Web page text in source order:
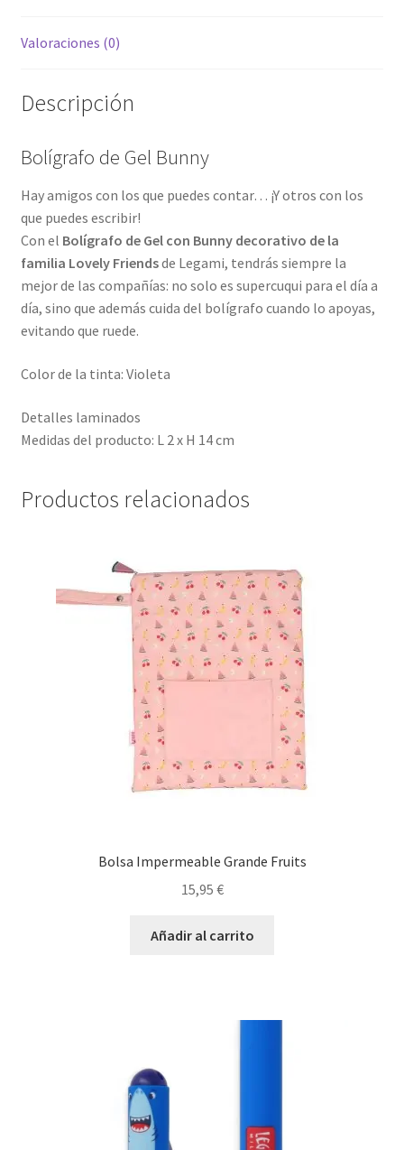
Valoraciones (0)
Descripción
Bolígrafo de Gel Bunny
Hay amigos con los que puedes contar… ¡Y otros con los
que puedes escribir!
Con el Bolígrafo de Gel con Bunny decorativo de la
familia Lovely Friendsde Legami, tendrás siempre la
mejor de las compañías: no solo es supercuqui para el día a
día, sino que además cuida del bolígrafo cuando lo apoyas,
evitando que ruede.
Color de la tinta: Violeta
Detalles laminados
Medidas del producto: L 2 x H 14 cm
Productos relacionados
Bolsa Impermeable Grande Fruits
15,95 €
Añadir al carrito